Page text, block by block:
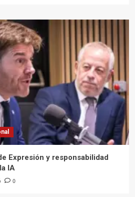
Expresión y responsabilidad
IA
0